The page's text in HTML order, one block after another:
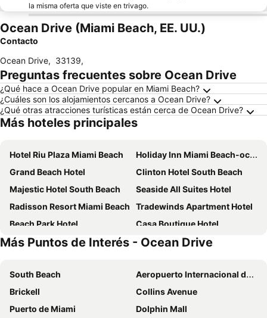
la misma oferta que viste en trivago.
Ocean Drive (Miami Beach, EE. UU.)
Contacto
Ocean Drive, 33139,
Preguntas frecuentes sobre Ocean Drive
¿Qué hace a Ocean Drive popular en Miami Beach?
¿Cuáles son los alojamientos cercanos a Ocean Drive?
¿Qué otras atracciones turísticas están cerca de Ocean Drive?
Más hoteles principales
Hotel Riu Plaza Miami Beach
Holiday Inn Miami Beach-oceanfront By Ihg
Grand Beach Hotel
Clinton Hotel South Beach
Majestic Hotel South Beach
Seaside All Suites Hotel
Radisson Resort Miami Beach
Tradewinds Apartment Hotel
Beach Park Hotel
Casa Boutique Hotel
Doral Inn & Suites Miami Airport West
Chesterfield Hotel & Suites
The Gates Hotel South Beach
Crest Hotel Suites
Aqua Hotel & Suites
Beachside All Suites Hotel
Sherry Frontenac Oceanfront Hotel
Hotel Croydon Miami Beach
Más Puntos de Interés - Ocean Drive
South Beach
Aeropuerto Internacional de Miami
Brickell
Collins Avenue
Puerto de Miami
Dolphin Mall